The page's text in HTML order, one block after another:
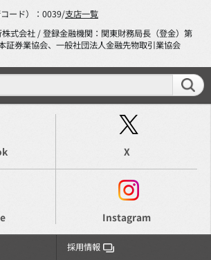
ード）：0039/支店一覧
東財務局長（登金）第
：日本証券業協会、一般社団法人金融先物取引業協会
X
Instagram
採用情報